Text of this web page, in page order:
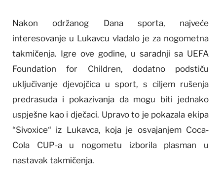
Nakon održanog Dana sporta, najveće
interesovanje u Lukavcu vladalo je za nogometna
takmičenja. Igre ove godine, u saradnji sa UEFA
Foundation for Children, dodatno podstiču
uključivanje djevojčica u sport, s ciljem rušenja
predrasuda i pokazivanja da mogu biti jednako
uspješne kao i dječaci. Upravo to je pokazala ekipa
“Sivoxice“ iz Lukavca, koja je osvajanjem Coca-
Cola CUP-a u nogometu izborila plasman u
nastavak takmičenja.